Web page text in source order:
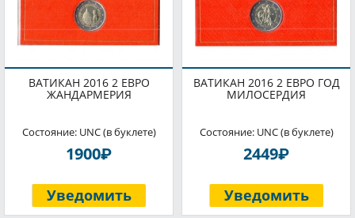
ВАТИКАН 2016 2 ЕВРО
ЖАНДАРМЕРИЯ
Состояние: UNC (в буклете)
1900P
Уведомить
ВАТИКАН 2016 2 ЕВРО ГОД
МИЛОСЕРДИЯ
Состояние: UNC (в буклете)
2449P
Уведомить